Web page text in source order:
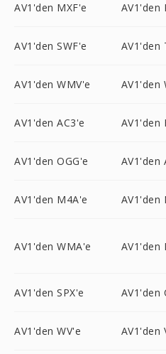
AV1'den MXF'e AV1'den
AV1'den SWF'e AV1'den
AV1'den WMV'e AV1'den
AV1'den AC3'e AV1'den
AV1'den OGG'e AV1'den
AV1'den M4A'e AV1'den
AV1'den WMA'e AV1'den
AV1'den SPX'e AV1'den
AV1'den WV'e AV1'den